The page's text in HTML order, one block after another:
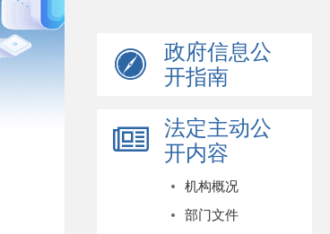
政府信息公
开指南
法定主动公
开内容
机构概况
部门文件